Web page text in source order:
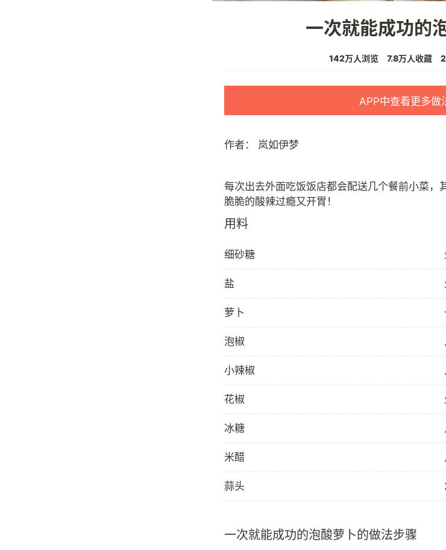
一次就能成功的
142万人浏览 7.8万人收藏
APP中查看更多做
作者： 岚如伊梦
每次出去外面吃饭饭店都会配送几个餐前小菜，
用料
细砂糖
盐
萝卜
泡椒
小辣椒
花椒
冰糖
米醋
蒜头
一次就能成功的泡酸萝卜的做法步骤